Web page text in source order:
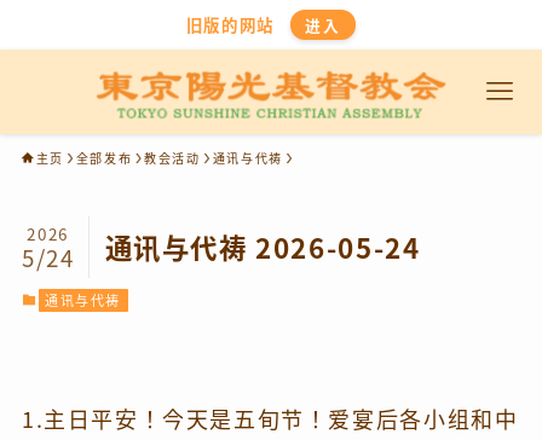
旧版的网站 进入
主页 全部发布 教会活动 通讯与代祷
通讯与代祷 2026-05-24
2026
5/24
通讯与代祷
1.主日平安！今天是五旬节！爱宴后各小组和中